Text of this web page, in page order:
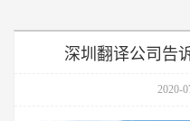
深圳翻译公司告
2020-